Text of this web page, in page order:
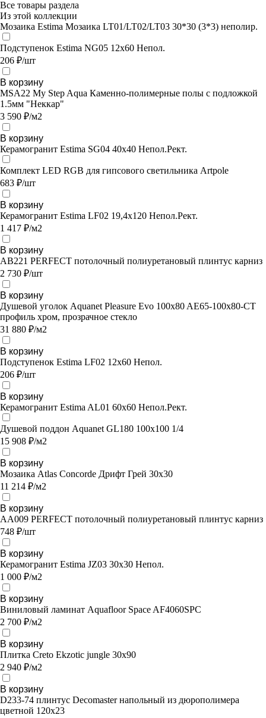
Все товары раздела
Из этой коллекции
Мозаика Estima Мозаикa LT01/LT02/LT03 30*30 (3*3) неполир.
Подступенок Estima NG05 12x60 Непол.
206 ₽/шт
В корзину
MSA22 My Step Aqua Каменно-полимерные полы с подложкой
1.5мм "Неккар"
3 590 ₽/м2
В корзину
Керамогранит Estima SG04 40x40 Непол.Рект.
Комплект LED RGB для гипсового светильника Artpole
683 ₽/шт
В корзину
Керамогранит Estima LF02 19,4x120 Непол.Рект.
1 417 ₽/м2
В корзину
AB221 PERFECT потолочный полиуретановый плинтус карниз
2 730 ₽/шт
В корзину
Душевой уголок Aquanet Pleasure Evo 100x80 AE65-100x80-CT
профиль хром, прозрачное стекло
31 880 ₽/м2
В корзину
Подступенок Estima LF02 12x60 Непол.
206 ₽/шт
В корзину
Керамогранит Estima AL01 60x60 Непол.Рект.
Душевой поддон Aquanet GL180 100x100 1/4
15 908 ₽/м2
В корзину
Мозаика Atlas Concorde Дрифт Грей 30х30
11 214 ₽/м2
В корзину
AA009 PERFECT потолочный полиуретановый плинтус карниз
748 ₽/шт
В корзину
Керамогранит Estima JZ03 30x30 Непол.
1 000 ₽/м2
В корзину
Виниловый ламинат Aquafloor Space AF4060SPC
2 700 ₽/м2
В корзину
Плитка Creto Ekzotic jungle 30х90
2 940 ₽/м2
В корзину
D233-74 плинтус Decomaster напольный из дюрополимера
цветной 120x23